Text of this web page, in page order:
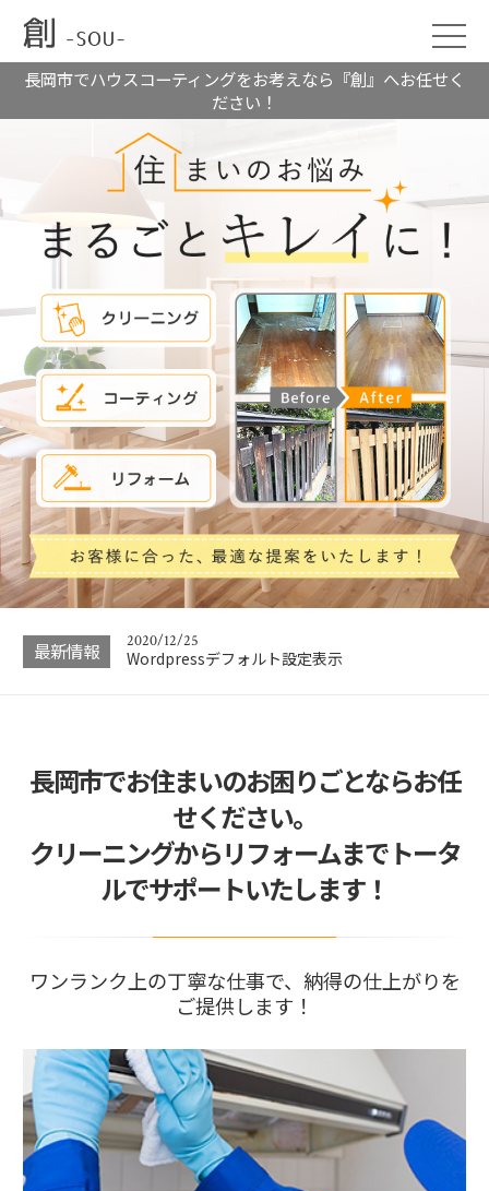
長岡市でハウスコーティングをお考えなら『創』へお任せく
ださい！
最新情報
2020/12/25
Wordpressデフォルト設定表示
2020/12/25
Hello world!
2020/12/25
Wordpressデフォルト設定表示
長岡市でお住まいのお困りごとならお任
せください。
クリーニングからリフォームまでトータ
ルでサポートいたします！
ワンランク上の丁寧な仕事で、納得の仕上がりを
ご提供します！